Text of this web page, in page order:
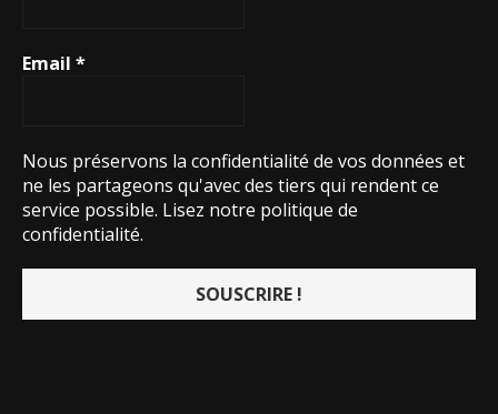
Email *
Nous préservons la confidentialité de vos données et
ne les partageons qu'avec des tiers qui rendent ce
service possible. Lisez notre politique de
confidentialité.